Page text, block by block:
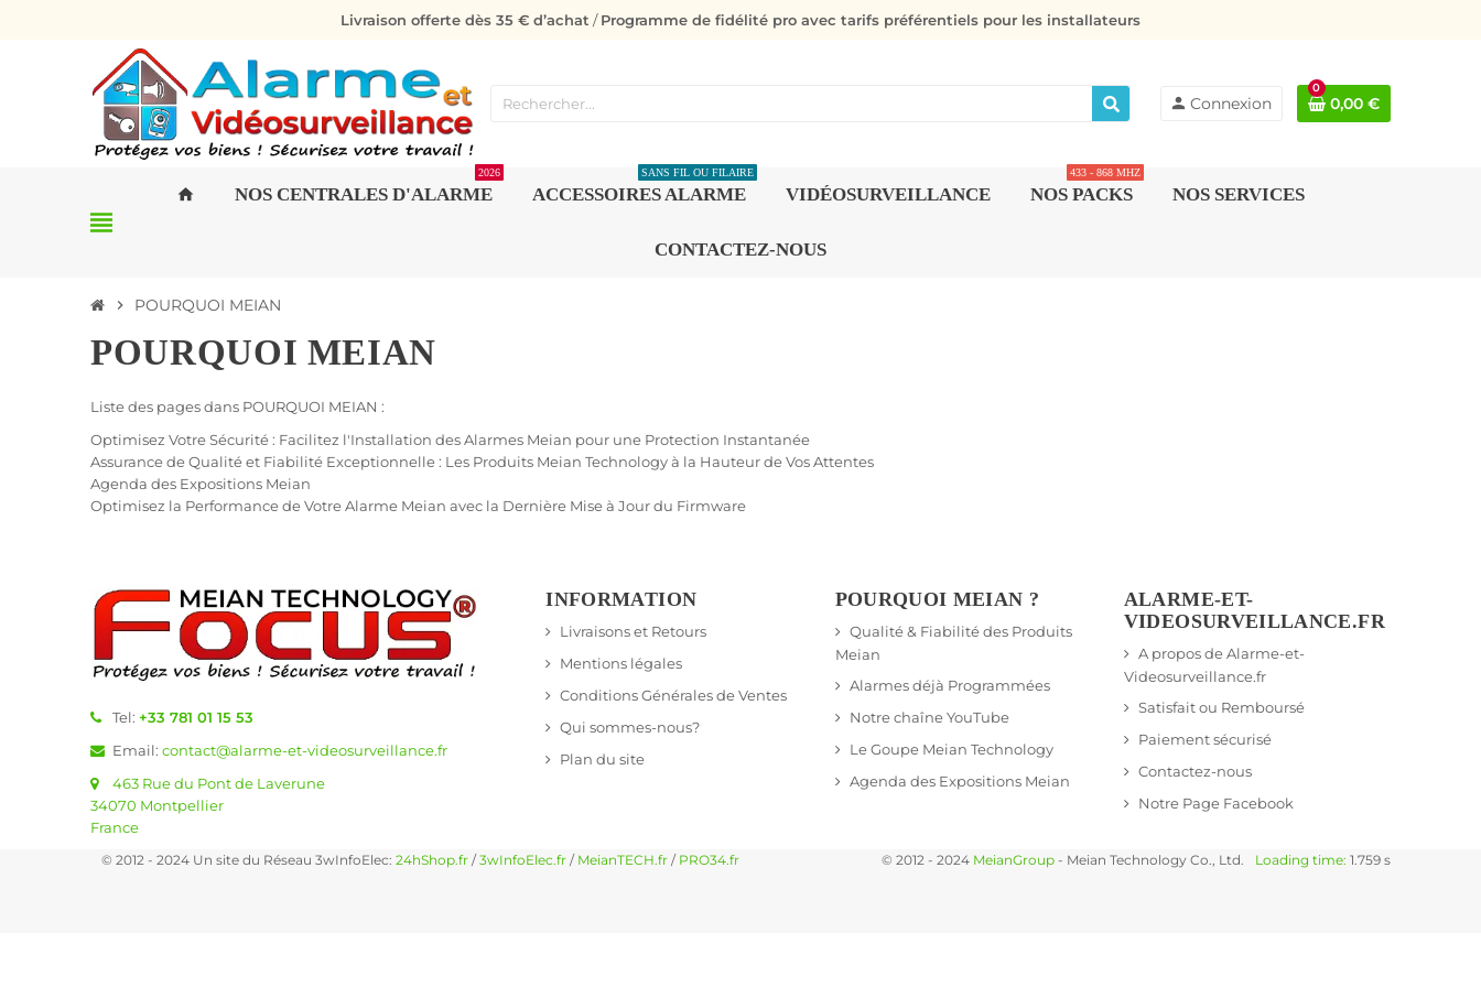
Livraison offerte dès 35 € d’achat /Programme de fidélité pro avec tarifs préférentiels pour les installateurs
person Connexion
0
0,00 €
view_headline
home NOS CENTRALES D'ALARME
2026
ACCESSOIRES ALARME
SANS FIL OU FILAIRE
VIDÉOSURVEILLANCE NOS PACKS
433 - 868 MHZ
NOS SERVICES
CONTACTEZ-NOUS
chevron_right POURQUOI MEIAN
POURQUOI MEIAN
Liste des pages dans POURQUOI MEIAN :
Optimisez Votre Sécurité : Facilitez l'Installation des Alarmes Meian pour une Protection Instantanée
Assurance de Qualité et Fiabilité Exceptionnelle : Les Produits Meian Technology à la Hauteur de Vos Attentes
Agenda des Expositions Meian
Optimisez la Performance de Votre Alarme Meian avec la Dernière Mise à Jour du Firmware
Tel: +33 781 01 15 53
Email: contact@alarme-et-videosurveillance.fr
463 Rue du Pont de Laverune
34070 Montpellier
France
INFORMATION
Livraisons et Retours
Mentions légales
Conditions Générales de Ventes
Qui sommes-nous?
Plan du site
POURQUOI MEIAN ?
Qualité & Fiabilité des Produits
Meian
Alarmes déjà Programmées
Notre chaîne YouTube
Le Goupe Meian Technology
Agenda des Expositions Meian
ALARME-ET-
VIDEOSURVEILLANCE.FR
A propos de Alarme-et-
Videosurveillance.fr
Satisfait ou Remboursé
Paiement sécurisé
Contactez-nous
Notre Page Facebook
Loading time: 1.759 s
© 2012 - 2024 Un site du Réseau 3wInfoElec: 24hShop.fr / 3wInfoElec.fr / MeianTECH.fr / PRO34.fr © 2012 - 2024 MeianGroup- Meian Technology Co., Ltd.